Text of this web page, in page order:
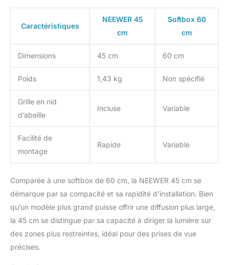
Vision 4 CB200B RGB
CB60 MS60B MS60C
lumières
studio Bowens et
lumières vidéo à DEL
continues Sac portable
avec cordon de serrage :
cette boîte à lumière
cm, facile à ranger et à
pour les portraits, la
produits, les séances de
beauté et de mode, les
mariages, les photos
d'entreprise et d'autres
Caractéristiques
NEEWER 45
cm
Softbox 60
cm
Dimensions 45 cm 60 cm
Poids 1,43 kg Non spécifié
Grille en nid
d’abeille
Incluse Variable
Facilité de
montage
Rapide Variable
Comparée à une softbox de 60 cm, la NEEWER 45 cm se
démarque par sa compacité et sa rapidité d’installation. Bien
qu’un modèle plus grand puisse offrir une diffusion plus large,
la 45 cm se distingue par sa capacité à diriger la lumière sur
des zones plus restreintes, idéal pour des prises de vue
précises.